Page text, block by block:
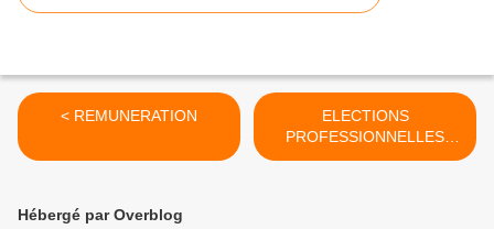
< REMUNERATION
ELECTIONS
PROFESSIONNELLES
2018 >
Hébergé par Overblog